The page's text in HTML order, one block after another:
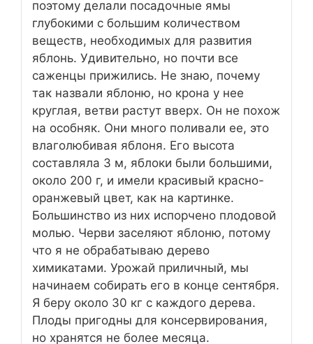
поэтому делали посадочные ямы
глубокими с большим количеством
веществ, необходимых для развития
яблонь. Удивительно, но почти все
саженцы прижились. Не знаю, почему
так назвали яблоню, но крона у нее
круглая, ветви растут вверх. Он не похож
на особняк. Они много поливали ее, это
влаголюбивая яблоня. Его высота
составляла 3 м, яблоки были большими,
около 200 г, и имели красивый красно-
оранжевый цвет, как на картинке.
Большинство из них испорчено плодовой
молью. Черви заселяют яблоню, потому
что я не обрабатываю дерево
химикатами. Урожай приличный, мы
начинаем собирать его в конце сентября.
Я беру около 30 кг с каждого дерева.
Плоды пригодны для консервирования,
но хранятся не более месяца.